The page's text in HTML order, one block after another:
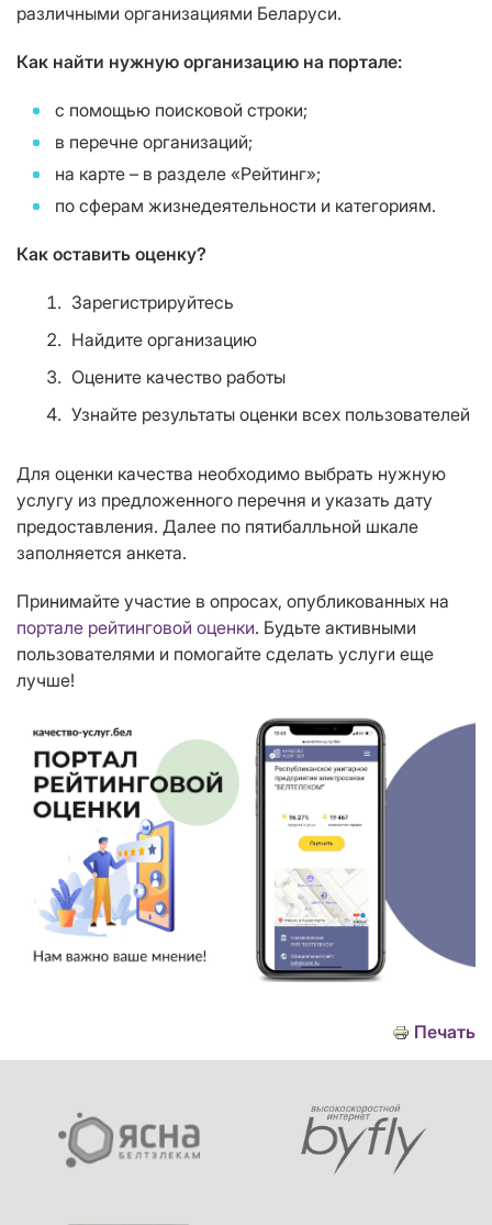
различными организациями Беларуси.
Как найти нужную организацию на портале:
с помощью поисковой строки;
в перечне организаций;
на карте – в разделе «Рейтинг»;
по сферам жизнедеятельности и категориям.
Как оставить оценку?
Зарегистрируйтесь
Найдите организацию
Оцените качество работы
Узнайте результаты оценки всех пользователей
Для оценки качества необходимо выбрать нужную
услугу из предложенного перечня и указать дату
предоставления. Далее по пятибалльной шкале
заполняется анкета.
Принимайте участие в опросах, опубликованных на
портале рейтинговой оценки. Будьте активными
пользователями и помогайте сделать услуги еще
лучше!
Печать